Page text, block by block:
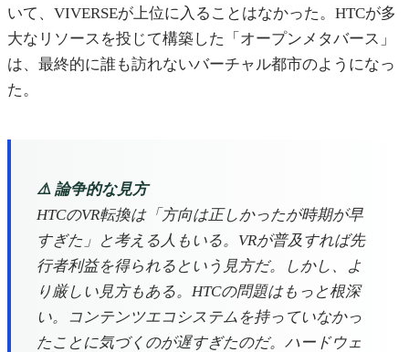
いて、VIVERSEが上位に入ることはなかった。HTCが多
大なリソースを投じて構築した「オープンメタバース」
は、最終的に誰も訪れないバーチャル都市のようになっ
た。
⚠️ 論争的な見方
HTCのVR転換は「方向は正しかったが時期が早
すぎた」と考える人もいる。VRが普及すれば先
行者利益を得られるという見方だ。しかし、よ
り厳しい見方もある。HTCの問題はもっと根深
い。コンテンツエコシステムを持っていなかっ
たことに気づくのが遅すぎたのだ。ハードウェ